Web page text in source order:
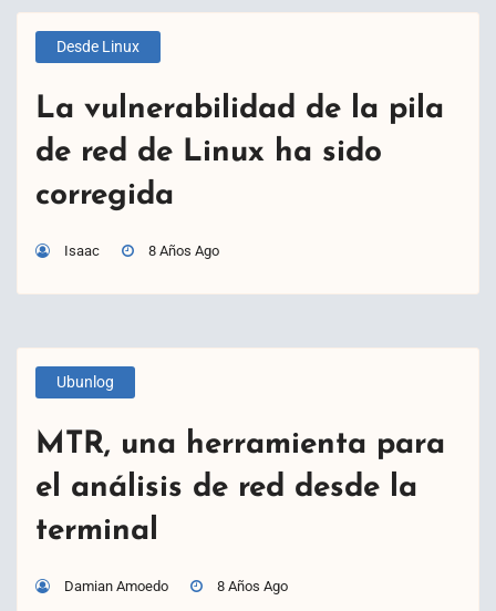
Desde Linux
La vulnerabilidad de la pila
de red de Linux ha sido
corregida
Isaac 8 Años Ago
Ubunlog
MTR, una herramienta para
el análisis de red desde la
terminal
Damian Amoedo 8 Años Ago